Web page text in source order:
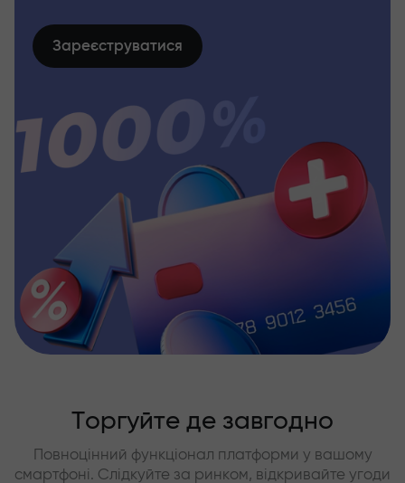
Зареєструватися
Торгуйте де завгодно
Повноцінний функціонал платформи у вашому
смартфоні. Слідкуйте за ринком, відкривайте угоди